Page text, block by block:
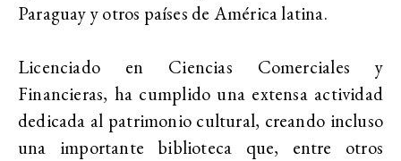
Paraguay y otros países de América latina.
Licenciado en Ciencias Comerciales y
Financieras, ha cumplido una extensa actividad
dedicada al patrimonio cultural, creando incluso
una importante biblioteca que, entre otros